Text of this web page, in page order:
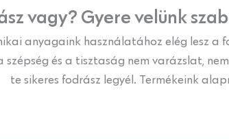
vagy? Gyere velünk
anyagaink használatához elég lesz
szépség és a tisztaság nem varázslat,
te sikeres fodrász legyél. Termékeink